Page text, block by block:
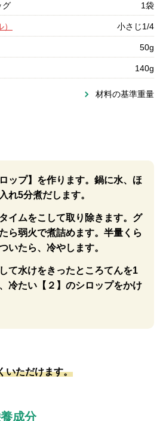
1袋
小さじ1/4
50g
140g
材料の基準重量
ップ】を作ります。鍋に水、ほ
れ5分煮だします。
イムをこして取り除きます。グ
ら弱火で煮詰めます。半量くら
いたら、冷やします。
て水けをきったところてんを1
冷たい【２】のシロップをかけ
いただけます。
成分